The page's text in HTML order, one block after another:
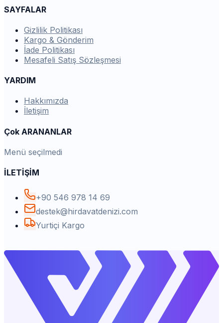
SAYFALAR
Gizlilik Politikası
Kargo & Gönderim
İade Politikası
Mesafeli Satış Sözleşmesi
YARDIM
Hakkımızda
İletişim
Çok ARANANLAR
Menü seçilmedi
İLETİŞİM
+90 546 978 14 69
destek@hirdavatdenizi.com
Yurtiçi Kargo